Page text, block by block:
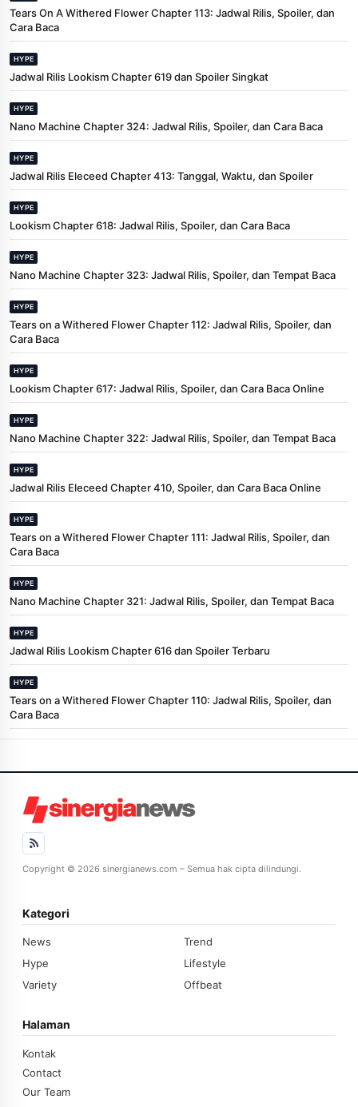
Tears On A Withered Flower Chapter 113: Jadwal Rilis, Spoiler, dan
Cara Baca
HYPE
Jadwal Rilis Lookism Chapter 619 dan Spoiler Singkat
HYPE
Nano Machine Chapter 324: Jadwal Rilis, Spoiler, dan Cara Baca
HYPE
Jadwal Rilis Eleceed Chapter 413: Tanggal, Waktu, dan Spoiler
HYPE
Lookism Chapter 618: Jadwal Rilis, Spoiler, dan Cara Baca
HYPE
Nano Machine Chapter 323: Jadwal Rilis, Spoiler, dan Tempat Baca
HYPE
Tears on a Withered Flower Chapter 112: Jadwal Rilis, Spoiler, dan
Cara Baca
HYPE
Lookism Chapter 617: Jadwal Rilis, Spoiler, dan Cara Baca Online
HYPE
Nano Machine Chapter 322: Jadwal Rilis, Spoiler, dan Tempat Baca
HYPE
Jadwal Rilis Eleceed Chapter 410, Spoiler, dan Cara Baca Online
HYPE
Tears on a Withered Flower Chapter 111: Jadwal Rilis, Spoiler, dan
Cara Baca
HYPE
Nano Machine Chapter 321: Jadwal Rilis, Spoiler, dan Tempat Baca
HYPE
Jadwal Rilis Lookism Chapter 616 dan Spoiler Terbaru
HYPE
Tears on a Withered Flower Chapter 110: Jadwal Rilis, Spoiler, dan
Cara Baca
Copyright © 2026 sinergianews.com – Semua hak cipta dilindungi.
Kategori
News
Trend
Hype
Lifestyle
Variety
Offbeat
Halaman
Kontak
Contact
Our Team